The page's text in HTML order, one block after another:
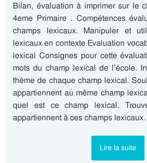
Bilan, évaluation à imprimer sur le
4eme Primaire . Compétences
champs lexicaux. Manipuler et
lexicaux en contexte Evaluation
lexical Consignes pour cette
mots du champ lexical de l’école.
thème de chaque champ lexical.
appartiennent au même champ
quel est ce champ lexical.
appartiennent à ces champs
Lire la suite